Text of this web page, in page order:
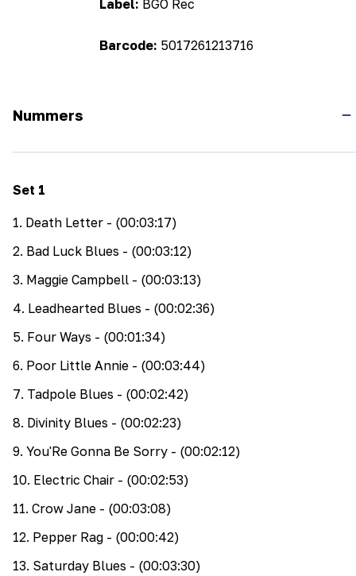
Label: BGO Rec
Barcode: 5017261213716
Nummers
Set 1
1. Death Letter - (00:03:17)
2. Bad Luck Blues - (00:03:12)
3. Maggie Campbell - (00:03:13)
4. Leadhearted Blues - (00:02:36)
5. Four Ways - (00:01:34)
6. Poor Little Annie - (00:03:44)
7. Tadpole Blues - (00:02:42)
8. Divinity Blues - (00:02:23)
9. You'Re Gonna Be Sorry - (00:02:12)
10. Electric Chair - (00:02:53)
11. Crow Jane - (00:03:08)
12. Pepper Rag - (00:00:42)
13. Saturday Blues - (00:03:30)